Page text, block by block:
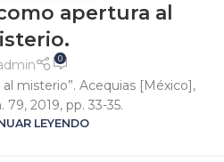
apertura al
0
misterio”. Acequias [México],
79, 2019, pp. 33-35.
LEYENDO